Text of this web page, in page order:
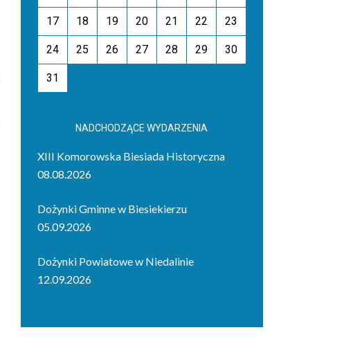
17 18 19 20 21 22 23
24 25 26 27 28 29 30
31
NADCHODZĄCE WYDARZENIA
XIII Komorowska Biesiada Historyczna
08.08.2026
Dożynki Gminne w Biesiekierzu
05.09.2026
Dożynki Powiatowe w Niedalinie
12.09.2026